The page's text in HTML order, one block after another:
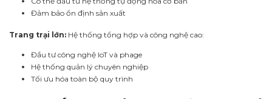
Đảm bảo ổn định sản xuất
Trang trại lớn: Hệ thống tổng hợp và công nghệ cao:
Đầu tư công nghệ IoT và phage
Hệ thống quản lý chuyên nghiệp
Tối ưu hóa toàn bộ quy trình